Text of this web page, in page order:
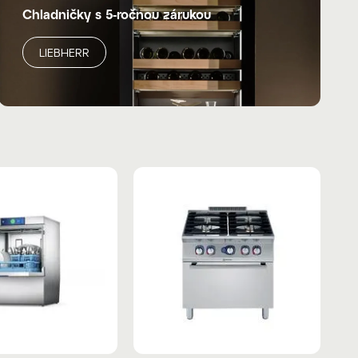
Chladničky s 5-ročnou zárukou
LIEBHERR